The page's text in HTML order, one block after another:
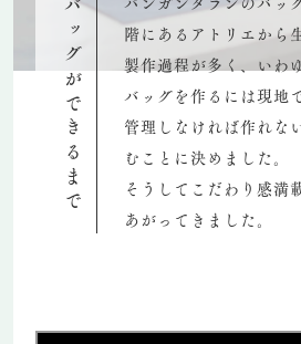
バッグができるまで
階にあるアトリエから
製作過程が多く、いわ
バッグを作るには現地
管理しなければ作れな
むことに決めました。
そうしてこだわり感満
あがってきました。